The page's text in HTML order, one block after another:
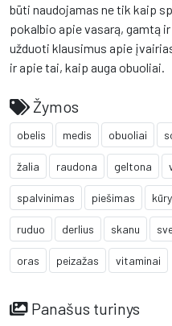
būti naudojamas ne tik kaip
pokalbio apie vasarą, gamtą
užduoti klausimus apie
ir apie tai, kaip auga obuoliai.
Žymos
obelis medis obuoliai
žalia raudona geltona
spalvinimas piešimas
ruduo derlius skanu
oras peizažas vitaminai
Panašus turinys